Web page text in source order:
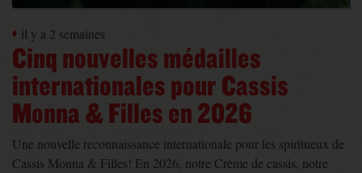
il y a 2 semaines
Cinq nouvelles médailles
internationales pour Cassis
Monna & Filles en 2026
Une nouvelle reconnaissance internationale pour les spiritueux de
Cassis Monna & Filles! En 2026, notre Crème de cassis, notre